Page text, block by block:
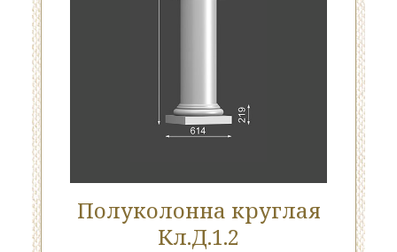
Полуколонна круглая
Кл.Д.1.2